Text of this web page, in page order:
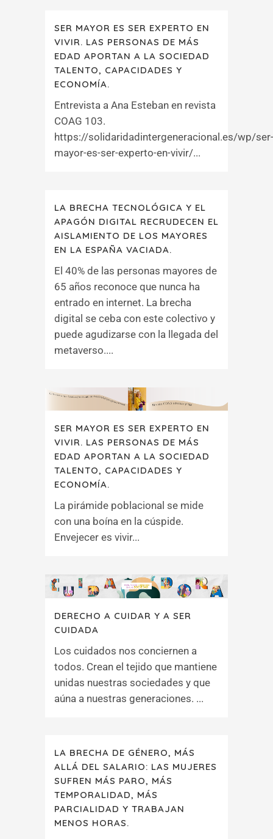
SER MAYOR ES SER EXPERTO EN
VIVIR. LAS PERSONAS DE MÁS
EDAD APORTAN A LA SOCIEDAD
TALENTO, CAPACIDADES Y
ECONOMÍA.
Entrevista a Ana Esteban en revista
COAG 103.
https://solidaridadintergeneracional.es/wp/ser-
mayor-es-ser-experto-en-vivir/...
LA BRECHA TECNOLÓGICA Y EL
APAGÓN DIGITAL RECRUDECEN EL
AISLAMIENTO DE LOS MAYORES
EN LA ESPAÑA VACIADA.
El 40% de las personas mayores de
65 años reconoce que nunca ha
entrado en internet. La brecha
digital se ceba con este colectivo y
puede agudizarse con la llegada del
metaverso....
SER MAYOR ES SER EXPERTO EN
VIVIR. LAS PERSONAS DE MÁS
EDAD APORTAN A LA SOCIEDAD
TALENTO, CAPACIDADES Y
ECONOMÍA.
La pirámide poblacional se mide
con una boína en la cúspide.
Envejecer es vivir...
DERECHO A CUIDAR Y A SER
CUIDADA
Los cuidados nos conciernen a
todos. Crean el tejido que mantiene
unidas nuestras sociedades y que
aúna a nuestras generaciones. ...
LA BRECHA DE GÉNERO, MÁS
ALLÁ DEL SALARIO: LAS MUJERES
SUFREN MÁS PARO, MÁS
TEMPORALIDAD, MÁS
PARCIALIDAD Y TRABAJAN
MENOS HORAS.